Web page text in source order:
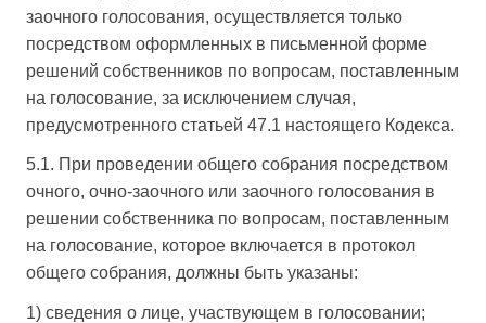
заочного голосования, осуществляется только
посредством оформленных в письменной форме
решений собственников по вопросам, поставленным
на голосование, за исключением случая,
предусмотренного статьей 47.1 настоящего Кодекса.
5.1. При проведении общего собрания посредством
очного, очно-заочного или заочного голосования в
решении собственника по вопросам, поставленным
на голосование, которое включается в протокол
общего собрания, должны быть указаны:
1) сведения о лице, участвующем в голосовании;